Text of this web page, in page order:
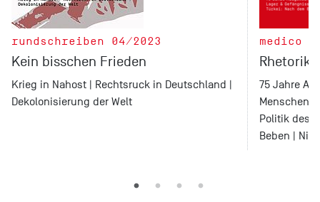
rundschreiben 04/2023
Kein bisschen Frieden
Krieg in Nahost | Rechtsruck in Deutschland |
Dekolonisierung der Welt
medico
Rhetorik
75 Jahre
Politik des
Beben |